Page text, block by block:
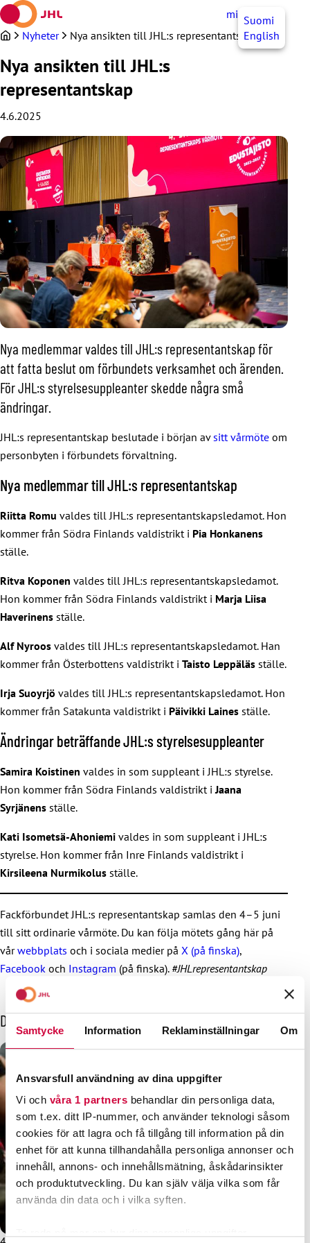
Samtycke Information Reklaminställningar Om
Ansvarsfull användning av dina uppgifter
Vi och våra 1 partners behandlar din personliga data,
som t.ex. ditt IP-nummer, och använder teknologi såsom
cookies för att lagra och få tillgång till information på din
enhet för att kunna tillhandahålla personliga annonser och
innehåll, annons- och innehållsmätning, åskådarinsikter
och produktutveckling. Du kan själv välja vilka som får
använda din data och i vilka syften.
Hoppa
till
innehållet
mittJHL SV
Suomi
English
Nyheter Nya ansikten till JHL:s representantskap
Nya ansikten till JHL:s
representantskap
4.6.2025
Nya medlemmar valdes till JHL:s representantskap för
att fatta beslut om förbundets verksamhet och ärenden.
För JHL:s styrelsesuppleanter skedde några små
ändringar.
JHL:s representantskap beslutade i början avsitt vårmöte om
personbyten i förbundets förvaltning.
Nya medlemmar till JHL:s representantskap
Riitta Romu valdes till JHL:s representantskapsledamot. Hon
kommer från Södra Finlands valdistrikt i Pia Honkanens
ställe.
Ritva Koponen valdes till JHL:s representantskapsledamot.
Hon kommer från Södra Finlands valdistrikt i Marja Liisa
Haverinens ställe.
Alf Nyroos valdes till JHL:s representantskapsledamot. Han
kommer från Österbottens valdistrikt i Taisto Leppäläs ställe.
Irja Suoyrjö valdes till JHL:s representantskapsledamot. Hon
kommer från Satakunta valdistrikt i Päivikki Laines ställe.
Ändringar beträffande JHL:s styrelsesuppleanter
Samira Koistinen valdes in som suppleant i JHL:s styrelse.
Hon kommer från Södra Finlands valdistrikt i Jaana
Syrjänens ställe.
Kati Isometsä-Ahoniemi valdes in som suppleant i JHL:s
styrelse. Hon kommer från Inre Finlands valdistrikt i
Kirsileena Nurmikolus ställe.
Fackförbundet JHL:s representantskap samlas den 4–5 juni
till sitt ordinarie vårmöte. Du kan följa mötets gång här på
vårwebbplats och i sociala medier på X (på finska),
Facebook och Instagram (på finska). #JHLrepresentantskap
Dessa kanske också intresserar dig